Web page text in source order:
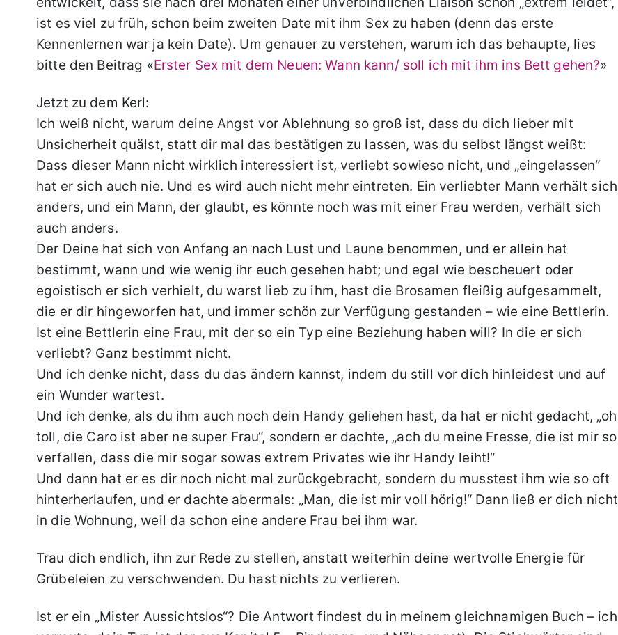
ist es viel zu früh, schon beim zweiten Date mit ihm Sex zu haben (denn das erste
Kennenlernen war ja kein Date). Um genauer zu verstehen, warum ich das behaupte, lies
bitte den Beitrag «Erster Sex mit dem Neuen: Wann kann/ soll ich mit ihm ins Bett gehen?»
Jetzt zu dem Kerl:
Ich weiß nicht, warum deine Angst vor Ablehnung so groß ist, dass du dich lieber mit
Unsicherheit quälst, statt dir mal das bestätigen zu lassen, was du selbst längst weißt:
Dass dieser Mann nicht wirklich interessiert ist, verliebt sowieso nicht, und „eingelassen“
hat er sich auch nie. Und es wird auch nicht mehr eintreten. Ein verliebter Mann verhält sich
anders, und ein Mann, der glaubt, es könnte noch was mit einer Frau werden, verhält sich
auch anders.
Der Deine hat sich von Anfang an nach Lust und Laune benommen, und er allein hat
bestimmt, wann und wie wenig ihr euch gesehen habt; und egal wie bescheuert oder
egoistisch er sich verhielt, du warst lieb zu ihm, hast die Brosamen fleißig aufgesammelt,
die er dir hingeworfen hat, und immer schön zur Verfügung gestanden – wie eine Bettlerin.
Ist eine Bettlerin eine Frau, mit der so ein Typ eine Beziehung haben will? In die er sich
verliebt? Ganz bestimmt nicht.
Und ich denke nicht, dass du das ändern kannst, indem du still vor dich hinleidest und auf
ein Wunder wartest.
Und ich denke, als du ihm auch noch dein Handy geliehen hast, da hat er nicht gedacht, „oh
toll, die Caro ist aber ne super Frau“, sondern er dachte, „ach du meine Fresse, die ist mir so
verfallen, dass die mir sogar sowas extrem Privates wie ihr Handy leiht!“
Und dann hat er es dir noch nicht mal zurückgebracht, sondern du musstest ihm wie so oft
hinterherlaufen, und er dachte abermals: „Man, die ist mir voll hörig!“ Dann ließ er dich nicht
in die Wohnung, weil da schon eine andere Frau bei ihm war.
Trau dich endlich, ihn zur Rede zu stellen, anstatt weiterhin deine wertvolle Energie für
Grübeleien zu verschwenden. Du hast nichts zu verlieren.
Ist er ein „Mister Aussichtslos“? Die Antwort findest du in meinem gleichnamigen Buch – ich